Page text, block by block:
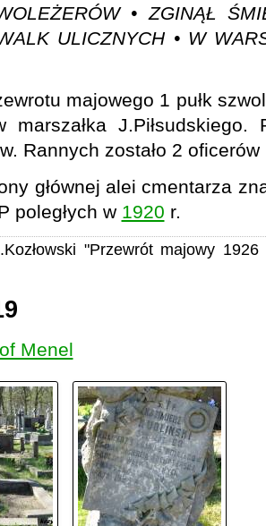
• ZGINĄŁ
ULICZNYCH • W
majowego 1 pułk
marszałka J.Piłsudskiego.
Rannych zostało 2
głównej alei cmentarza
poległych w 1920 r.
"Przewrót majowy
Menel